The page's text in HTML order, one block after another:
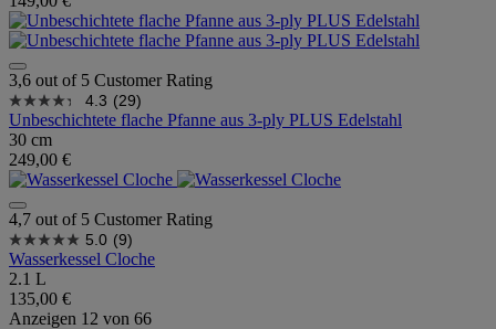
3,6 out of 5 Customer Rating
4.3 (29)
Unbeschichtete flache Pfanne aus 3-ply PLUS Edelstahl
30 cm
249,00 €
4,7 out of 5 Customer Rating
5.0 (9)
Wasserkessel Cloche
2.1 L
135,00 €
Anzeigen 12 von 66